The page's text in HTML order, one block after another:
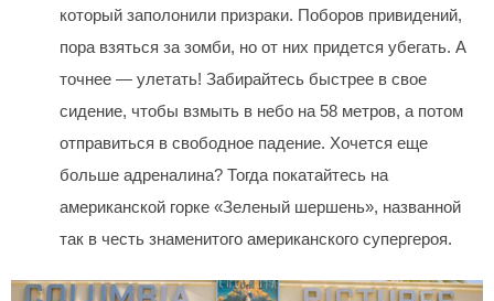
который заполонили призраки. Поборов привидений,
пора взяться за зомби, но от них придется убегать. А
точнее — улетать! Забирайтесь быстрее в свое
сидение, чтобы взмыть в небо на 58 метров, а потом
отправиться в свободное падение. Хочется еще
больше адреналина? Тогда покатайтесь на
американской горке «Зеленый шершень», названной
так в честь знаменитого американского супергероя.